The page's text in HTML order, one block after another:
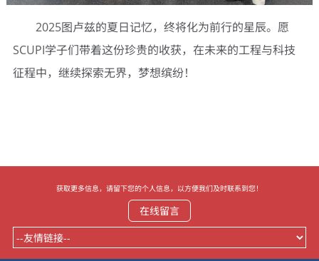
2025图卢兹的夏日记忆，终将化为前行的星辰。愿
SCUPI学子们带着这份珍贵的收获，在未来的工程与科技
征程中，继续探索无界，梦想缤纷！
获取更多信息，请留下您的个人信息，以方便我们及时联系到您！
在线留言